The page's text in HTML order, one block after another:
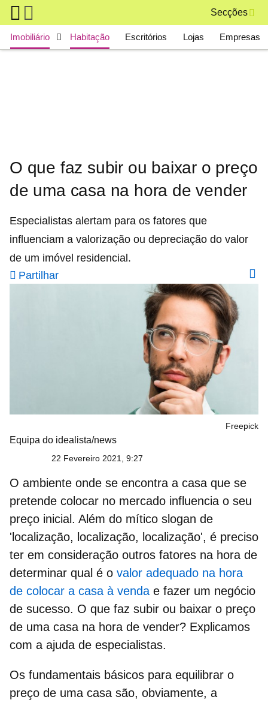
Skip to main content
Secções
Main navigation
Imobiliário Habitação Escritórios Lojas Empresas
O que faz subir ou baixar o preço
de uma casa na hora de vender
Especialistas alertam para os fatores que
influenciam a valorização ou depreciação do valor
de um imóvel residencial.
Partilhar
Freepick
Equipa do idealista/news
22 Fevereiro 2021, 9:27
O ambiente onde se encontra a casa que se
pretende colocar no mercado influencia o seu
preço inicial. Além do mítico slogan de
'localização, localização, localização', é preciso
ter em consideração outros fatores na hora de
determinar qual é o valor adequado na hora
de colocar a casa à venda e fazer um negócio
de sucesso. O que faz subir ou baixar o preço
de uma casa na hora de vender? Explicamos
com a ajuda de especialistas.
Os fundamentais básicos para equilibrar o
preço de uma casa são, obviamente, a